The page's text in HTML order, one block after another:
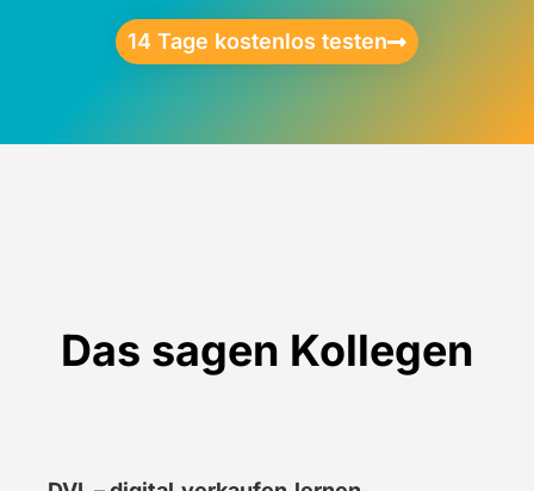
14 Tage kostenlos testen
Das sagen Kollegen